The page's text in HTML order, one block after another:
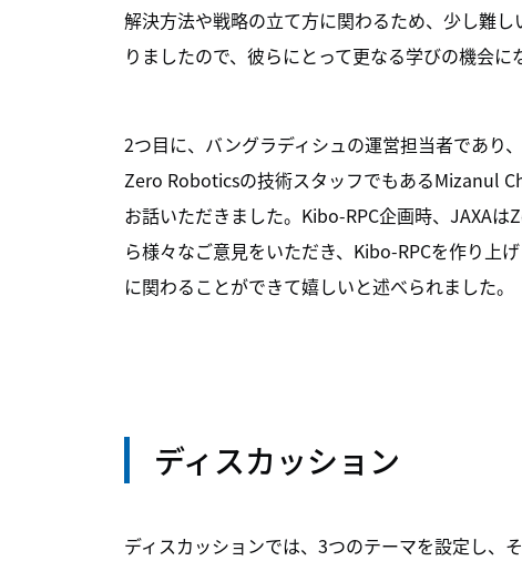
解決方法や戦略の立て方に関わるため、少し難
りましたので、彼らにとって更なる学びの機会に
2つ目に、バングラディシュの運営担当者であり
Zero Roboticsの技術スタッフでもあるMizanul
お話いただきました。Kibo-RPC企画時、JAXA
ら様々なご意見をいただき、Kibo-RPCを作り上
に関わることができて嬉しいと述べられました。
ディスカッション
ディスカッションでは、3つのテーマを設定し、